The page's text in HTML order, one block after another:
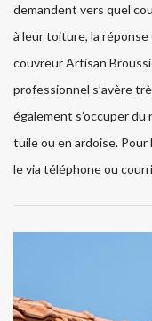
demandent vers quel
à leur toiture, la
couvreur Artisan
professionnel s’avère
également s’occuper
tuile ou en ardoise.
le via téléphone ou